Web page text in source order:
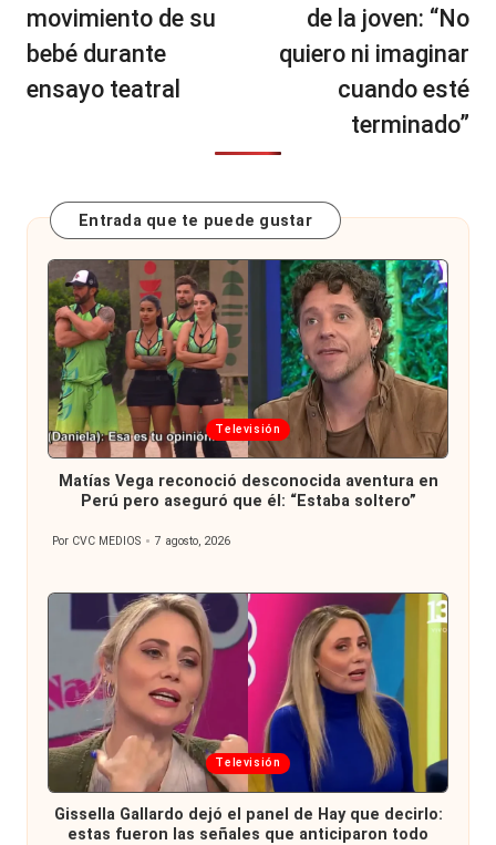
movimiento de su
bebé durante
ensayo teatral
de la joven: “No
quiero ni imaginar
cuando esté
terminado”
Entrada que te puede gustar
Publicada
en
Televisión
Matías Vega reconoció desconocida aventura en
Perú pero aseguró que él: “Estaba soltero”
Publicado
Por CVC MEDIOS 7 agosto, 2026
Publicada
en
Televisión
Gissella Gallardo dejó el panel de Hay que decirlo:
estas fueron las señales que anticiparon todo